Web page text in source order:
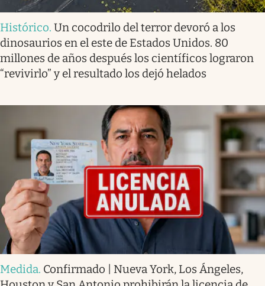
Histórico. Un cocodrilo del terror devoró a los
dinosaurios en el este de Estados Unidos. 80
millones de años después los científicos lograron
“revivirlo” y el resultado los dejó helados
Medida. Confirmado | Nueva York, Los Ángeles,